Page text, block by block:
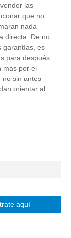
las
que no
nada
directa. De no
garantías, es
para después
más por el
no sin antes
orientar al
aquí